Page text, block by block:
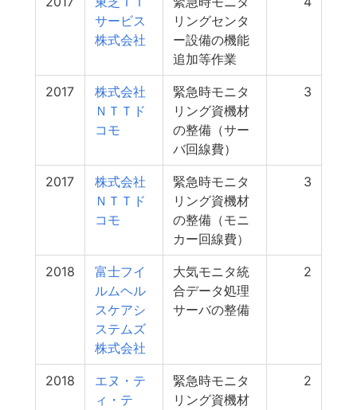
サービス
株式会社
リングセンタ
ー設備の機能
追加等作業
2017
株式会社
ＮＴＴド
コモ
緊急時モニタ
リング資機材
の整備（サー
バ回線費）
3
2017
株式会社
ＮＴＴド
コモ
緊急時モニタ
リング資機材
の整備（モニ
カー回線費）
3
2018
富士フイ
ルムヘル
スケアシ
ステムズ
株式会社
大気モニタ統
合データ処理
サーバの整備
2
2018
エヌ・テ
ィ・テ
緊急時モニタ
リング資機材
2